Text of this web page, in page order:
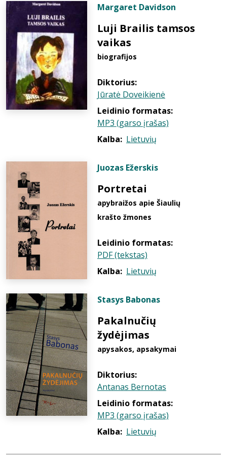
Margaret Davidson
Luji Brailis tamsos
vaikas
biografijos
Diktorius:
Jūratė Doveikienė
Leidinio formatas:
MP3 (garso įrašas)
Kalba: Lietuvių
Juozas Ežerskis
Portretai
apybraižos apie Šiaulių
krašto žmones
Leidinio formatas:
PDF (tekstas)
Kalba: Lietuvių
Stasys Babonas
Pakalnučių
žydėjimas
apysakos, apsakymai
Diktorius:
Antanas Bernotas
Leidinio formatas:
MP3 (garso įrašas)
Kalba: Lietuvių